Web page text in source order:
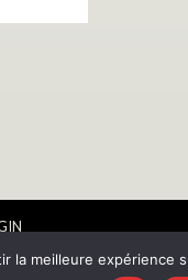
GRIGNY- FRANCE
la meilleure